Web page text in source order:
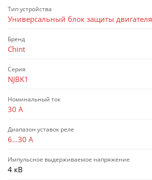
Тип устройства
Универсальный блок защиты двигателя
Бренд
Chint
Серия
NJBK1
Номинальный ток
30 А
Диапазон уставок реле
6…30 А
Импульсное выдерживаемое напряжение
4 кВ